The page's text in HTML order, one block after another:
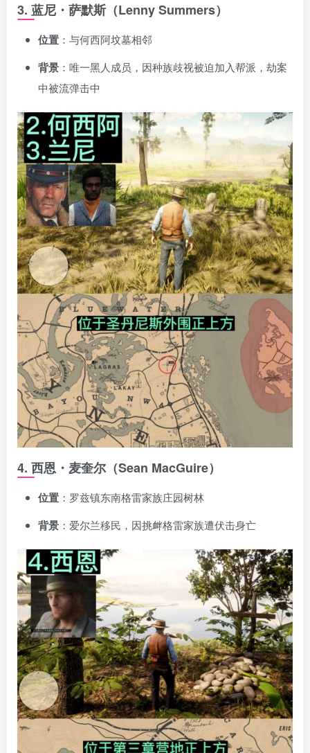
3. 蓝尼・萨默斯（Lenny Summers）
位置 ：与何西阿坟墓相邻
背景 ：唯一黑人成员，因种族歧视被迫加入帮派，劫案
中被流弹击中
4. 西恩・麦奎尔（Sean MacGuire）
位置 ：罗兹镇东南格雷家族庄园树林
背景 ：爱尔兰移民，因挑衅格雷家族遭伏击身亡